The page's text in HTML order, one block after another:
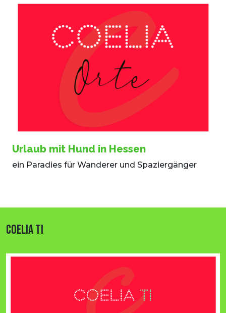
Urlaub mit Hund in Hessen
ein Paradies für Wanderer und Spaziergänger
COELIA TI